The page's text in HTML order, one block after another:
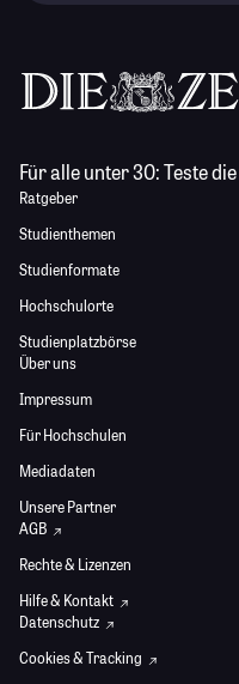
Für alle unter 30:Teste die
Ratgeber
Studienthemen
Studienformate
Hochschulorte
Studienplatzbörse
Über uns
Impressum
Für Hochschulen
Mediadaten
Unsere Partner
AGB
Rechte & Lizenzen
Hilfe & Kontakt
Datenschutz
Cookies & Tracking